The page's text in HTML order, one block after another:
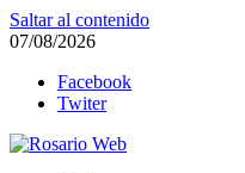
Saltar al contenido
07/08/2026
Facebook
Twiter